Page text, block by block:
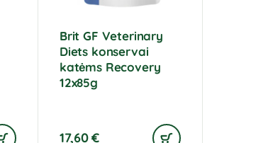
Brit GF Veterinary
Diets konservai
katėms Recovery
12x85g
17,60€